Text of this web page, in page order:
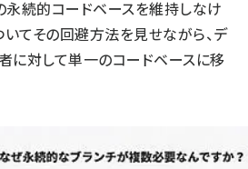
永続的コードベースを維持しなけ
てその回避方法を見せながら、デ
に対して単一のコードベースに移